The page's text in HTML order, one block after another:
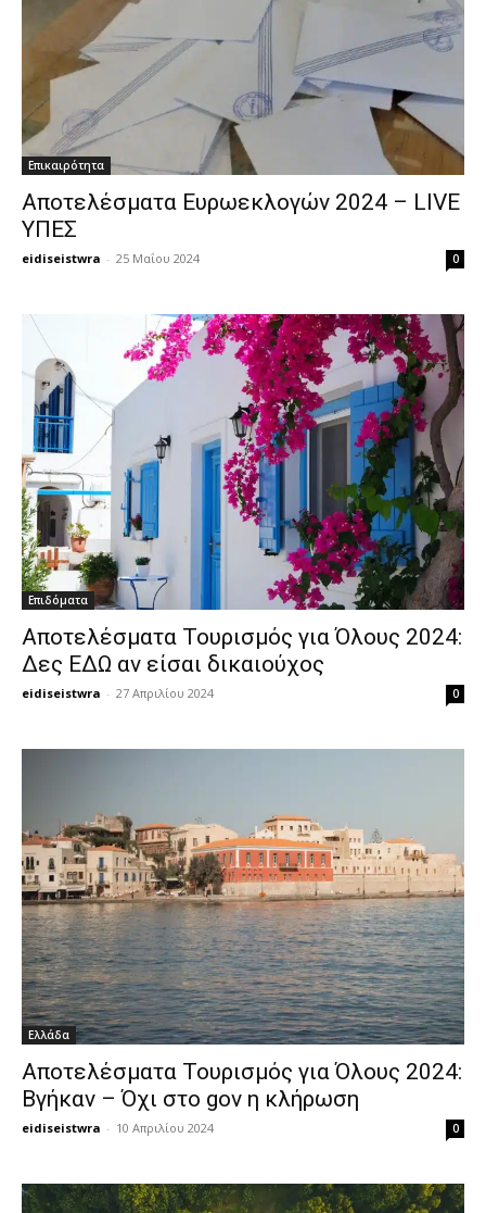
Επικαιρότητα
Αποτελέσματα Ευρωεκλογών 2024 – LIVE
ΥΠΕΣ
eidiseistwra - 25 Μαΐου 2024 0
Επιδόματα
Αποτελέσματα Τουρισμός για Όλους 2024:
Δες ΕΔΩ αν είσαι δικαιούχος
eidiseistwra - 27 Απριλίου 2024 0
Ελλάδα
Αποτελέσματα Τουρισμός για Όλους 2024:
Βγήκαν – Όχι στο gov η κλήρωση
eidiseistwra - 10 Απριλίου 2024 0